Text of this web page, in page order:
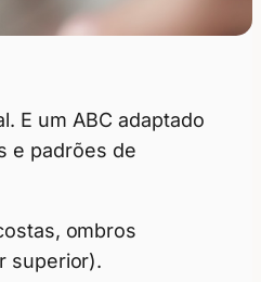
E um ABC adaptado
e padrões de
ombros
superior).